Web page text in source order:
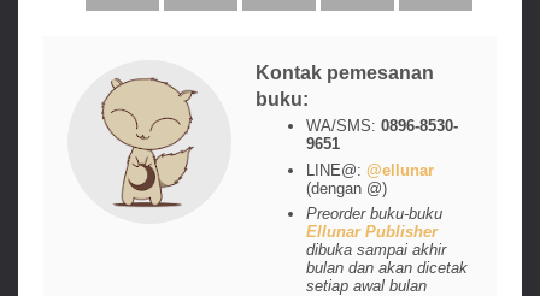
Kontak pemesanan
buku:
WA/SMS:0896-8530-
9651
LINE@:@ellunar
(dengan @)
Preorder buku-buku
Ellunar Publisher
dibuka sampai akhir
bulan dan akan dicetak
setiap awal bulan